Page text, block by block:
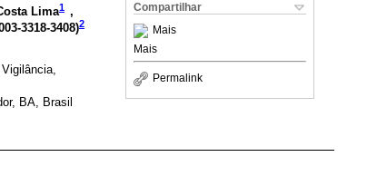
Compartilhar
Mais
Mais
Permalink
Lima1 ,
3318-3408)2
BA, Brasil